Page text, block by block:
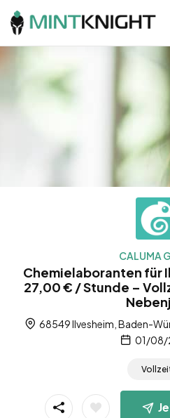
CALUMA
Chemielaboranten für
27,00 € / Stunde –
68549 Ilvesheim, Baden-
01/08/